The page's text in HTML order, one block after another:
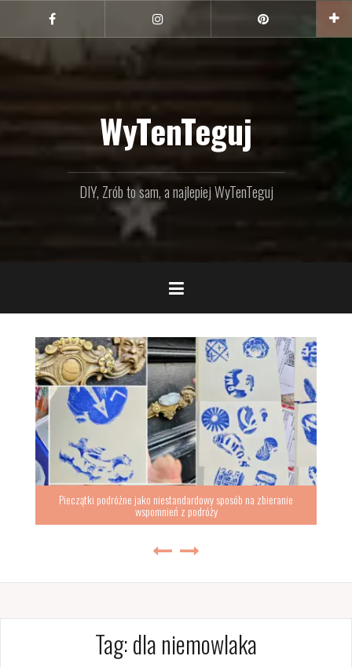
treści
Facebook Instagram
WyTenTeguj
DIY, Zrób to sam, a najlepiej WyTenTeguj
Pieczątki podróżne jako niestandardowy sposób na zbieranie
wspomnień z podróży
Tag:dla niemowlaka